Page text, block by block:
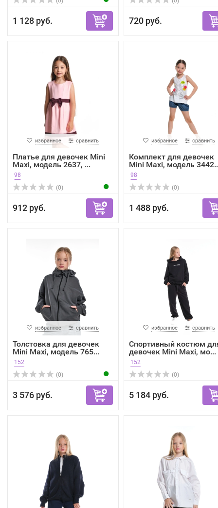
1 128 руб. 720 руб.
избранное сравнить
Платье для девочек Mini
Maxi, модель 2637, ...
98
(0)
912 руб.
избранное сравнить
Комплект для девочек
Mini Maxi, модель
98
(0)
1 488 руб.
избранное сравнить
Толстовка для девочек
Mini Maxi, модель 765...
152
(0)
3 576 руб.
избранное сравнить
Спортивный костюм
девочек Mini Maxi, мо...
152
(0)
5 184 руб.